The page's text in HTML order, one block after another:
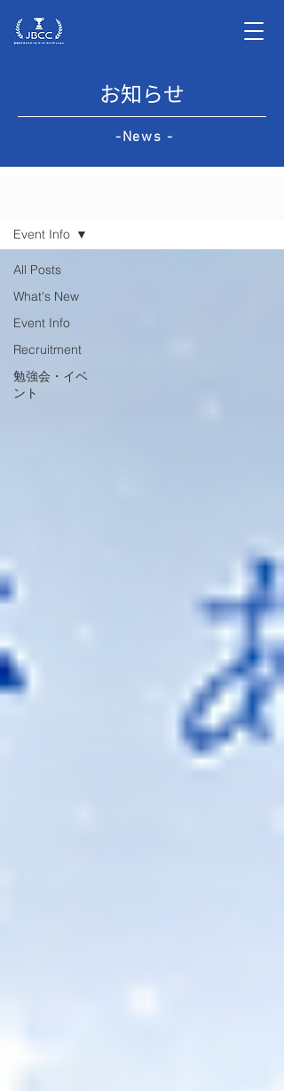
お知らせ
-News -
All Posts
What's New
Event Info
Recruitment
勉強会・イベ
ント
Event Info